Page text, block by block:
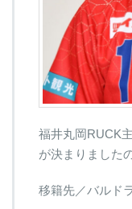
福井丸岡RUCK
が決まりました
移籍先／バルド